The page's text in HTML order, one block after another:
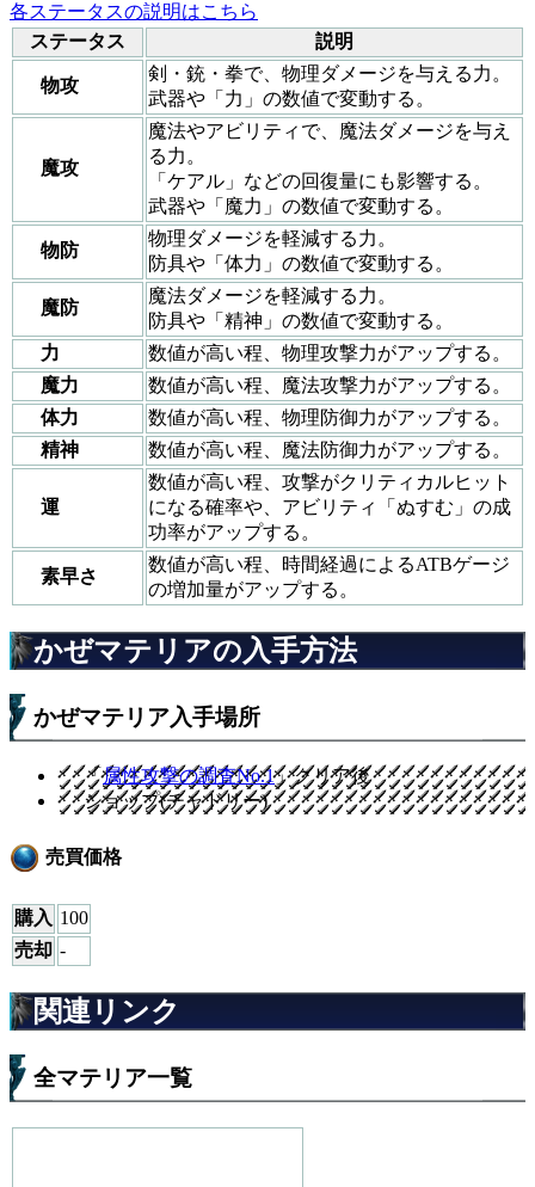
各ステータスの説明はこちら
ステータス
説明
物攻
剣・銃・拳で、物理ダメージを与える力。
武器や「力」の数値で変動する。
魔攻
魔法やアビリティで、魔法ダメージを与え
る力。
「ケアル」などの回復量にも影響する。
武器や「魔力」の数値で変動する。
物防
物理ダメージを軽減する力。
防具や「体力」の数値で変動する。
魔防
魔法ダメージを軽減する力。
防具や「精神」の数値で変動する。
力
数値が高い程、物理攻撃力がアップする。
魔力
数値が高い程、魔法攻撃力がアップする。
体力
数値が高い程、物理防御力がアップする。
精神
数値が高い程、魔法防御力がアップする。
運
数値が高い程、攻撃がクリティカルヒット
になる確率や、アビリティ「ぬすむ」の成
功率がアップする。
素早さ
数値が高い程、時間経過によるATBゲージ
の増加量がアップする。
かぜマテリアの入手方法
かぜマテリア入手場所
「属性攻撃の調査No.1」クリア後
ショップ(チャドリー)
売買価格
購入 100
売却 -
関連リンク
全マテリア一覧